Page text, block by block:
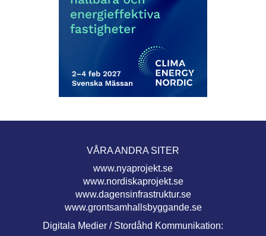
VÅRA ANDRA SITER
www.nyaprojekt.se
www.nordiskaprojekt.se
www.dagensinfrastruktur.se
www.grontsamhallsbyggande.se
Digitala Medier / Stordåhd Kommunikation: